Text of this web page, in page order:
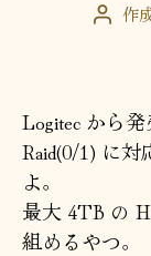
投 作
Logitec から発
Raid(0/1) に
よ。
最大 4TB の
組めるやつ。